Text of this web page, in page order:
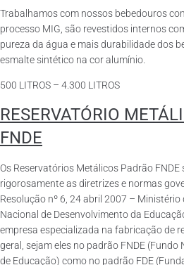
Trabalhamos com nossos bebedouros
processo MIG, são revestidos internos
pureza da água e mais durabilidade dos
esmalte sintético na cor alumínio.
500 LITROS – 4.300 LITROS
RESERVATÓRIO
FNDE
Os Reservatórios Metálicos Padrão
rigorosamente as diretrizes e normas
Resolução nº 6, 24 abril 2007 –
Nacional de Desenvolvimento da
empresa especializada na fabricação de
geral, sejam eles no padrão FNDE
de Educação) como no padrão FDE